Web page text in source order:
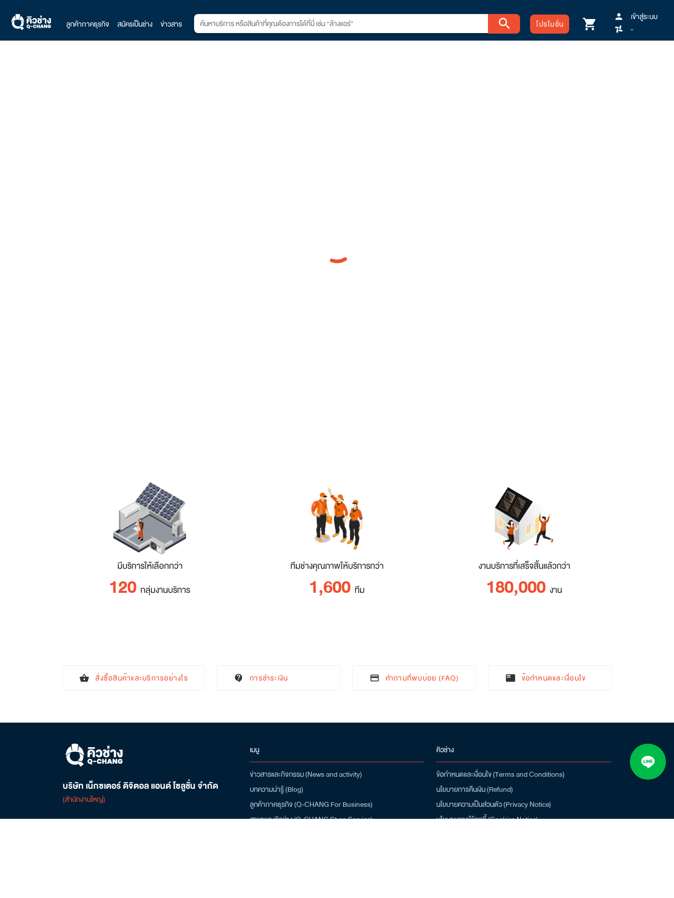
ลูกค้าภาคธุรกิจ สมัครเป็นช่าง ข่าวสาร search โปรโมชั่น shopping_cart person
เข้าสู่ระบบ
-
มีบริการให้เลือกกว่า
120 กลุ่มงานบริการ
ทีมช่างคุณภาพให้บริการกว่า
1,600 ทีม
งานบริการที่เสร็จสิ้นแล้วกว่า
180,000 งาน
shopping_basket สั่งซื้อสินค้าและบริการอย่างไร contact_support การชำระเงิน credit_card คำถามที่พบบ่อย (FAQ) featured_play_list ข้อกำหนดและเงื่อนไข
บริษัท เน็กซเตอร์ ดิจิตอล แอนด์ โซลูชั่น จำกัด
(สำนักงานใหญ่)
เมนู
ข่าวสารและกิจกรรม (News and activity)
บทความน่ารู้ (Blog)
ลูกค้าภาคธุรกิจ (Q-CHANG For Business)
สาขาของคิวช่าง (Q-CHANG Shop Service)
คิวช่าง
ข้อกำหนดและเงื่อนไข (Terms and Conditions)
นโยบายการคืนเงิน (Refund)
นโยบายความเป็นส่วนตัว (Privacy Notice)
นโยบายการใช้คุกกี้ (Cookies Notice)